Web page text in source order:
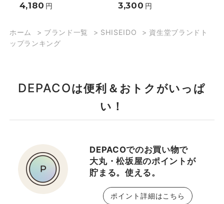
4,180 円 3,300 円
ホーム > ブランド一覧 > SHISEIDO > 資生堂ブランドト
ップランキング
DEPACOは便利＆おトクがいっぱ
い！
DEPACOでのお買い物で
大丸・松坂屋のポイントが
貯まる。使える。
ポイント詳細はこちら